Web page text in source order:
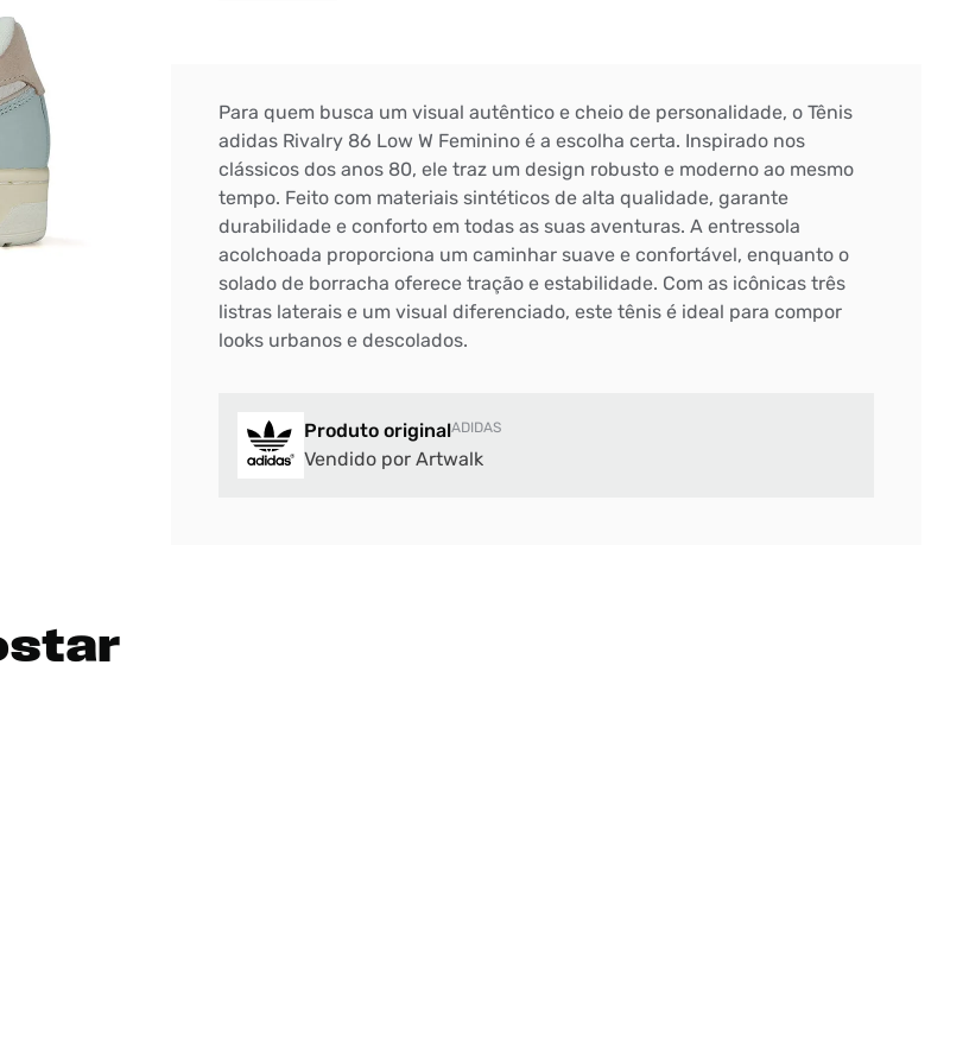
Para quem busca um visual autêntico e cheio de personalidade, o Tênis
adidas Rivalry 86 Low W Feminino é a escolha certa. Inspirado nos
clássicos dos anos 80, ele traz um design robusto e moderno ao mesmo
tempo. Feito com materiais sintéticos de alta qualidade, garante
durabilidade e conforto em todas as suas aventuras. A entressola
acolchoada proporciona um caminhar suave e confortável, enquanto o
solado de borracha oferece tração e estabilidade. Com as icônicas três
listras laterais e um visual diferenciado, este tênis é ideal para compor
looks urbanos e descolados.
Produto originalADIDAS
Vendido por Artwalk